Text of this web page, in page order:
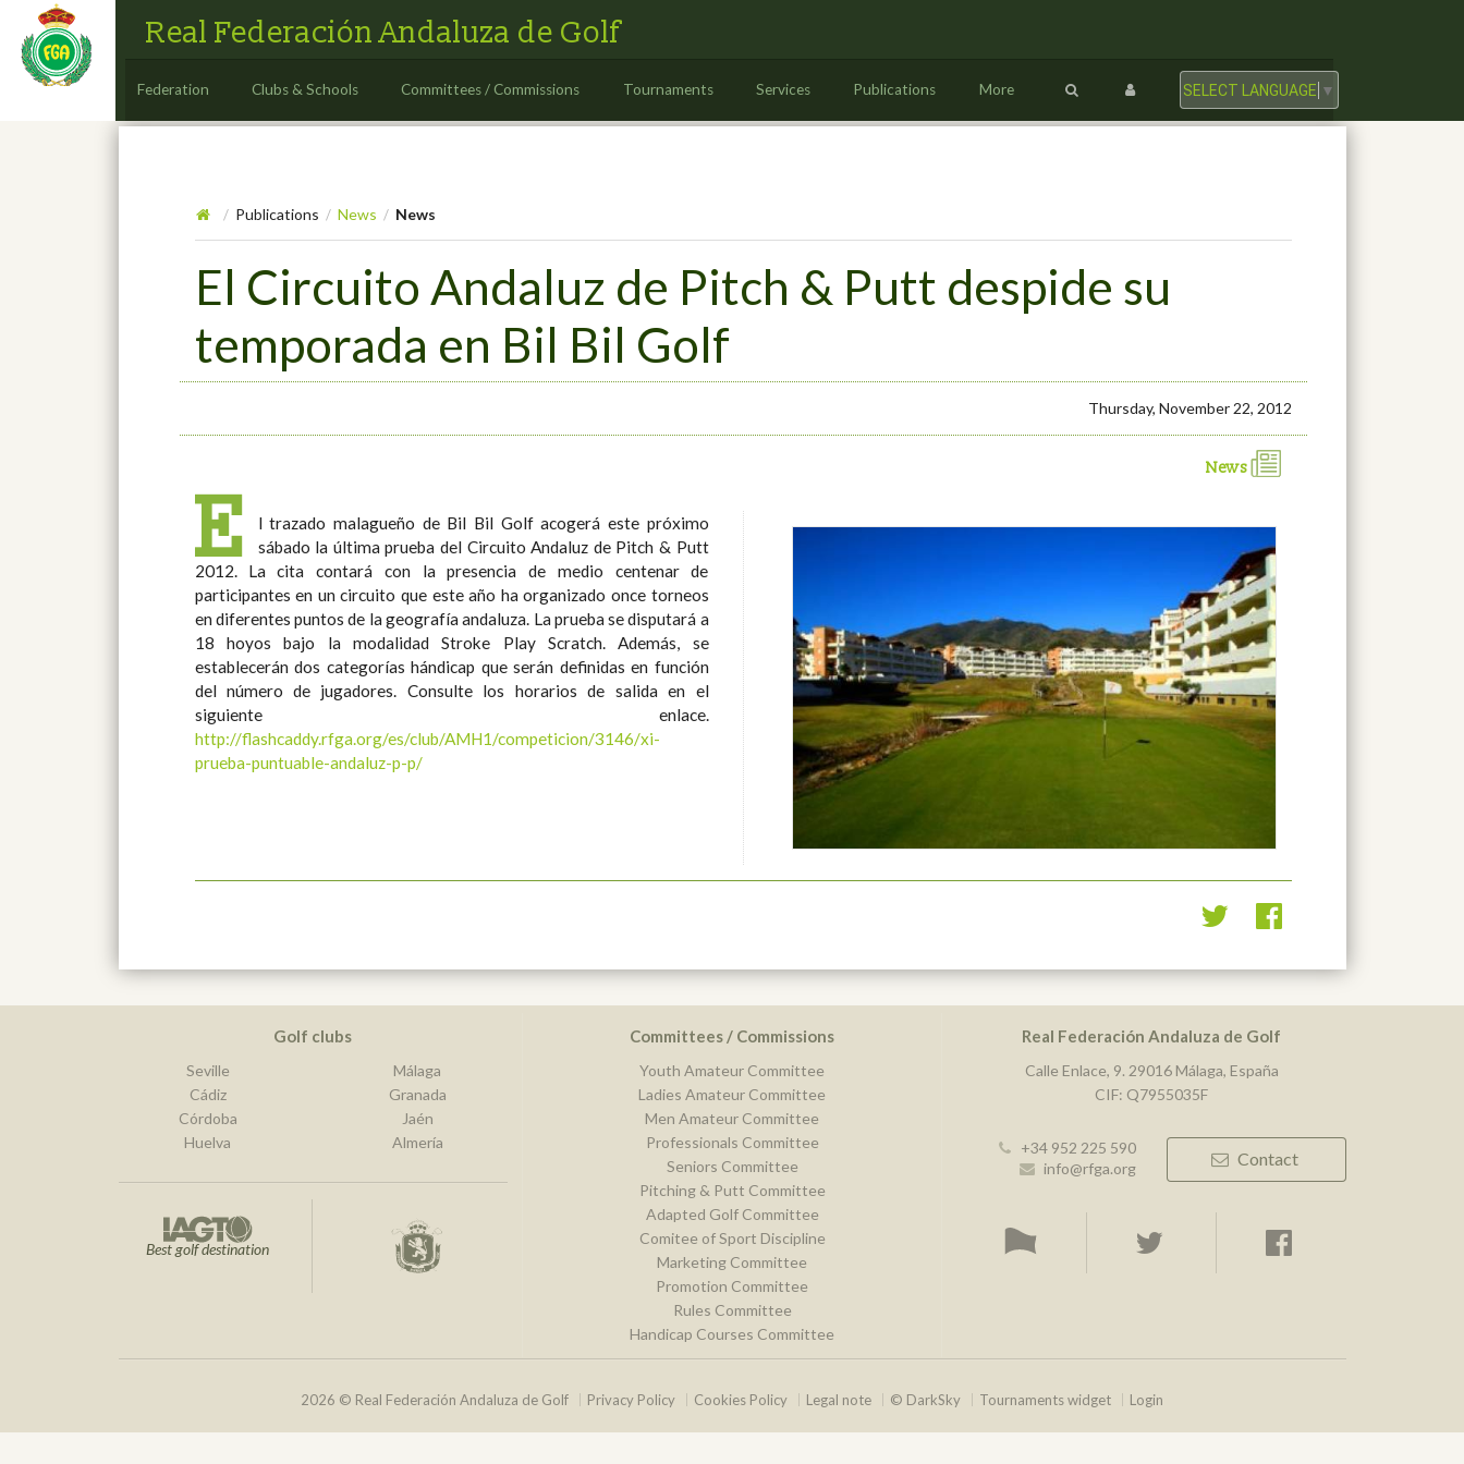
Real Federación Andaluza de Golf
Federation Clubs & Schools Committees / Commissions Tournaments Services Publications More SELECT LANGUAGE ▼
/ Publications / News / News
El Circuito Andaluz de Pitch & Putt despide su
temporada en Bil Bil Golf
Thursday, November 22, 2012
News
E
l trazado malagueño de Bil Bil Golf acogerá este próximo
sábado la última prueba del Circuito Andaluz de Pitch & Putt
2012. La cita contará con la presencia de medio centenar de
participantes en un circuito que este año ha organizado once torneos
en diferentes puntos de la geografía andaluza. La prueba se disputará a
18 hoyos bajo la modalidad Stroke Play Scratch. Además, se
establecerán dos categorías hándicap que serán definidas en función
del número de jugadores. Consulte los horarios de salida en el
siguiente enlace.
http://flashcaddy.rfga.org/es/club/AMH1/competicion/3146/xi-
prueba-puntuable-andaluz-p-p/
Golf clubs
Seville
Cádiz
Córdoba
Huelva
Málaga
Granada
Jaén
Almería
Best golf destination
Committees / Commissions
Youth Amateur Committee
Ladies Amateur Committee
Men Amateur Committee
Professionals Committee
Seniors Committee
Pitching & Putt Committee
Adapted Golf Committee
Comitee of Sport Discipline
Marketing Committee
Promotion Committee
Rules Committee
Handicap Courses Committee
Real Federación Andaluza de Golf
Calle Enlace, 9. 29016 Málaga, España
CIF: Q7955035F
+34 952 225 590
info@rfga.org
Contact
2026 © Real Federación Andaluza de Golf Privacy Policy Cookies Policy Legal note © DarkSky Tournaments widget Login